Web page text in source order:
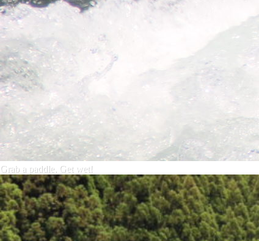
Grab a paddle, Get wet!